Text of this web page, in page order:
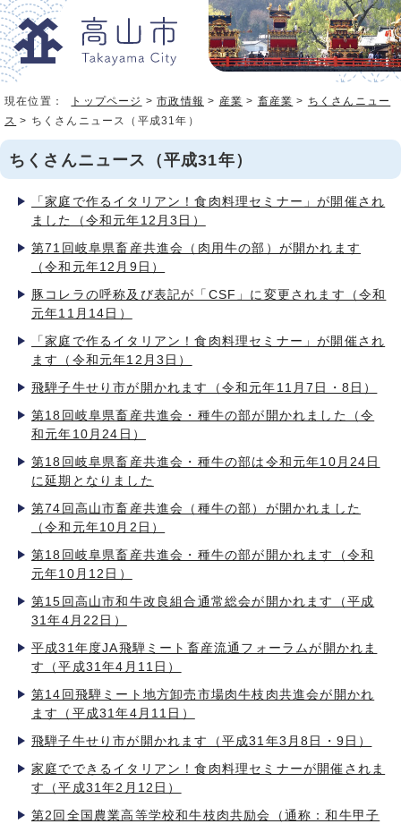
現在位置： トップページ >市政情報 > 産業 > 畜産業 > ちくさんニュー
ス > ちくさんニュース（平成31年）
ちくさんニュース（平成31年）
「家庭で作るイタリアン！食肉料理セミナー」が開催され
ました（令和元年12月3日）
第71回岐阜県畜産共進会（肉用牛の部）が開かれます
（令和元年12月9日）
豚コレラの呼称及び表記が「CSF」に変更されます（令和
元年11月14日）
「家庭で作るイタリアン！食肉料理セミナー」が開催され
ます（令和元年12月3日）
飛騨子牛せり市が開かれます（令和元年11月7日・8日）
第18回岐阜県畜産共進会・種牛の部が開かれました（令
和元年10月24日）
第18回岐阜県畜産共進会・種牛の部は令和元年10月24日
に延期となりました
第74回高山市畜産共進会（種牛の部）が開かれました
（令和元年10月2日）
第18回岐阜県畜産共進会・種牛の部が開かれます（令和
元年10月12日）
第15回高山市和牛改良組合通常総会が開かれます（平成
31年4月22日）
平成31年度JA飛騨ミート畜産流通フォーラムが開かれま
す（平成31年4月11日）
第14回飛騨ミート地方卸売市場肉牛枝肉共進会が開かれ
ます（平成31年4月11日）
飛騨子牛せり市が開かれます（平成31年3月8日・9日）
家庭でできるイタリアン！食肉料理セミナーが開催されま
す（平成31年2月12日）
第2回全国農業高等学校和牛枝肉共励会（通称：和牛甲子